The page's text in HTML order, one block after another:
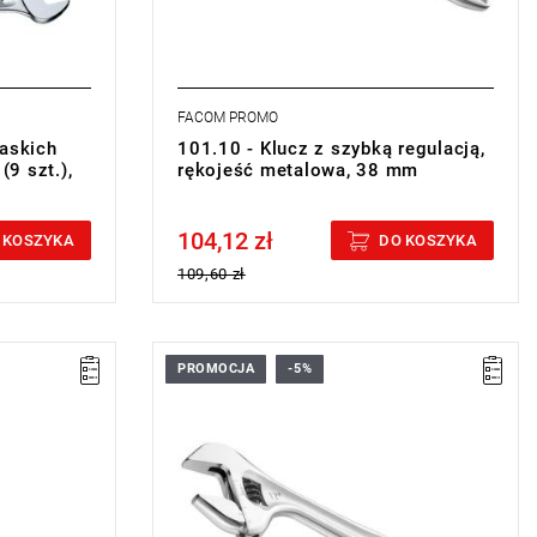
(9 szt.),
KOSZYKA
FACOM PROMO
101.10 - Klucz z szybką regulacją,
rękojeść metalowa, 38 mm
Price tax included
104,12 zł
109,60 zł
DO KOSZYKA
• Rozmiar: 41 mm
PROMOCJA -5%